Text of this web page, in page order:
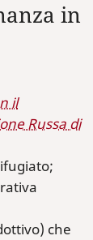
in
il
Russa di
che